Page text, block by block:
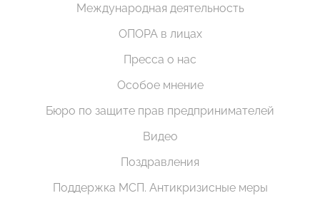
Международная деятельность
ОПОРА в лицах
Пресса о нас
Особое мнение
Бюро по защите прав предпринимателей
Видео
Поздравления
Поддержка МСП. Антикризисные меры